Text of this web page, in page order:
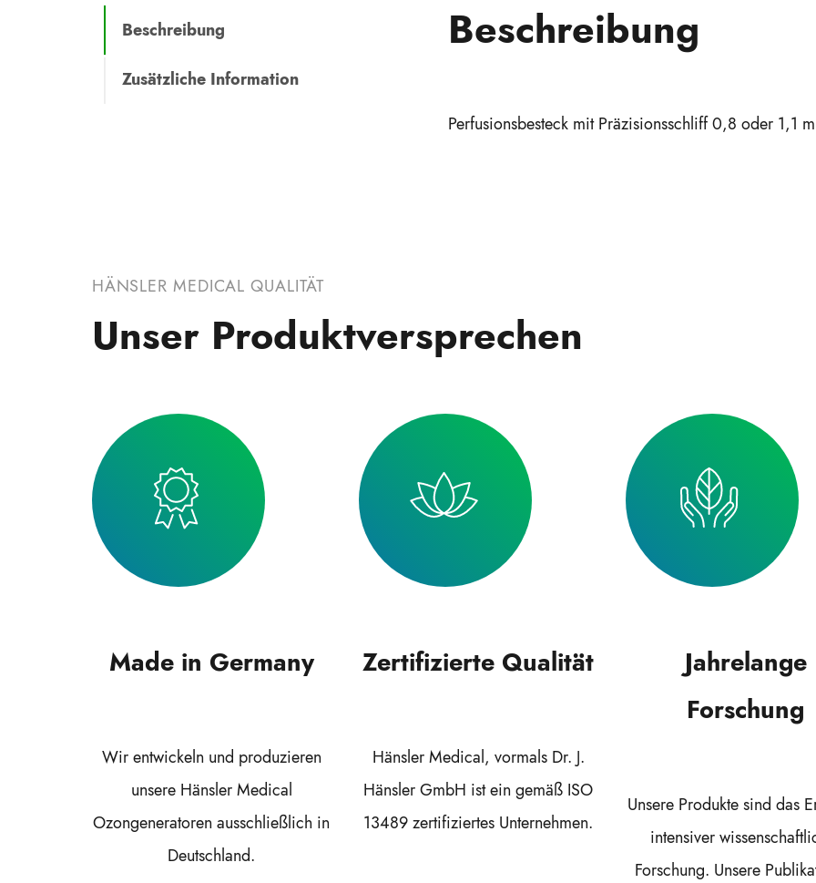
Beschreibung
Zusätzliche Information
Beschreibung
Perfusionsbesteck mit Präzisionsschliff 0,8 oder 1,1
HÄNSLER MEDICAL QUALITÄT
Unser Produktversprechen
Made in Germany
Wir entwickeln und produzieren
unsere Hänsler Medical
Ozongeneratoren ausschließlich in
Deutschland.
Zertifizierte Qualität
Hänsler Medical, vormals Dr. J.
Hänsler GmbH ist ein gemäß ISO
13489 zertifiziertes Unternehmen.
Jahrelange
Forschung
Unsere Produkte sind das
intensiver
Forschung. Unsere